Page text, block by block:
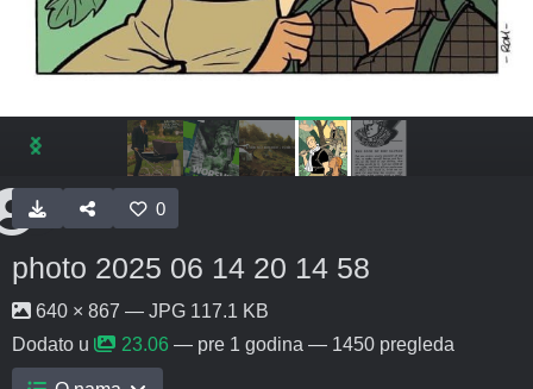
0
photo 2025 06 14 20 14 58
640 × 867 — JPG 117.1 KB
Dodato u
23.06 — pre 1 godina — 1450 pregleda